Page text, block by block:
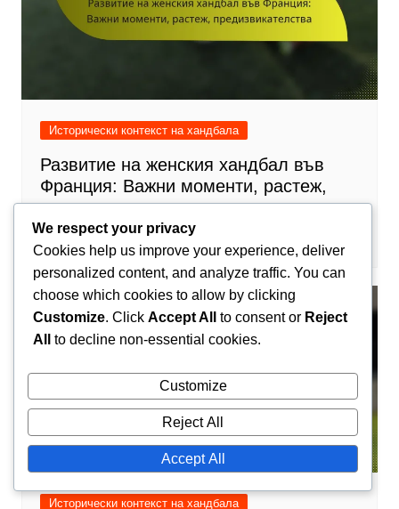
Исторически контекст на хандбала
Развитие на женския хандбал във
Франция: Важни моменти, растеж,
предизвикателства
Камийл Лефевр 05/02/2026
Исторически контекст на хандбала
We respect your privacy
Cookies help us improve your experience, deliver
personalized content, and analyze traffic. You can
choose which cookies to allow by clicking
Customize. Click Accept All to consent or Reject
All
to decline non-essential cookies.
Customize
Reject All
Accept All